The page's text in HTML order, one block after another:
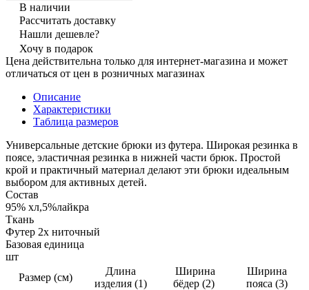
В наличии
Рассчитать доставку
Нашли дешевле?
Хочу в подарок
Цена действительна только для интернет-магазина и может
отличаться от цен в розничных магазинах
Описание
Характеристики
Таблица размеров
Универсальные детские брюки из футера. Широкая резинка в
поясе, эластичная резинка в нижней части брюк. Простой
крой и практичный материал делают эти брюки идеальным
выбором для активных детей.
Состав
95% хл,5%лайкра
Ткань
Футер 2х ниточный
Базовая единица
шт
Размер (см)
Длина
изделия (1)
Ширина
бёдер (2)
Ширина
пояса (3)